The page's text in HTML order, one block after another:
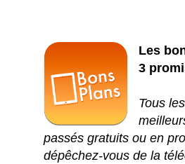
Les
3
Tous
passés gratuits ou en
dépêchez-vous de la